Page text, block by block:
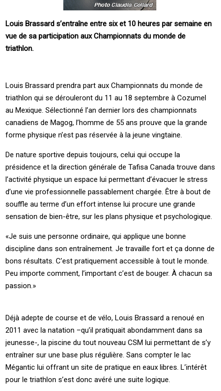
Louis Brassard s’entraîne entre six et 10 heures par semaine en
vue de sa participation aux Championnats du monde de
triathlon.
Louis Brassard prendra part aux Championnats du monde de
triathlon qui se dérouleront du 11 au 18 septembre à Cozumel
au Mexique. Sélectionné l’an dernier lors des championnats
canadiens de Magog, l’homme de 55 ans prouve que la grande
forme physique n’est pas réservée à la jeune vingtaine.
De nature sportive depuis toujours, celui qui occupe la
présidence et la direction générale de Tafisa Canada trouve dans
l’activité physique un espace lui permettant d’évacuer le stress
d’une vie professionnelle passablement chargée. Être à bout de
souffle au terme d’un effort intense lui procure une grande
sensation de bien-être, sur les plans physique et psychologique.
«Je suis une personne ordinaire, qui applique une bonne
discipline dans son entraînement. Je travaille fort et ça donne de
bons résultats. C’est pratiquement accessible à tout le monde.
Peu importe comment, l’important c’est de bouger. À chacun sa
passion.»
Déjà adepte de course et de vélo, Louis Brassard a renoué en
2011 avec la natation –qu’il pratiquait abondamment dans sa
jeunesse-, la piscine du tout nouveau CSM lui permettant de s’y
entraîner sur une base plus régulière. Sans compter le lac
Mégantic lui offrant un site de pratique en eaux libres. L’intérêt
pour le triathlon s’est donc avéré une suite logique.